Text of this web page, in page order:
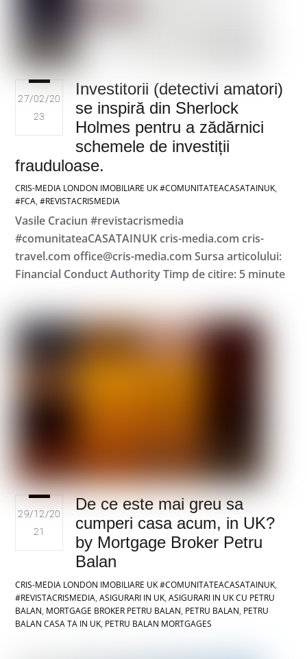
27/02/20
23
Investitorii (detectivi amatori)
se inspiră din Sherlock
Holmes pentru a zădărnici
schemele de investiții
frauduloase.
CRIS-MEDIA LONDON IMOBILIARE UK #COMUNITATEACASATAINUK,
#FCA,#REVISTACRISMEDIA
Vasile Craciun #revistacrismedia
#comunitateaCASATAINUK cris-media.com cris-
travel.com office@cris-media.com Sursa articolului:
Financial Conduct Authority Timp de citire: 5 minute
29/12/20
21
De ce este mai greu sa
cumperi casa acum, in UK?
by Mortgage Broker Petru
Balan
CRIS-MEDIA LONDON IMOBILIARE UK #COMUNITATEACASATAINUK,
#REVISTACRISMEDIA,ASIGURARI IN UK,ASIGURARI IN UK CU PETRU
BALAN, MORTGAGE BROKER PETRU BALAN, PETRU BALAN, PETRU
BALAN CASA TA IN UK, PETRU BALAN MORTGAGES